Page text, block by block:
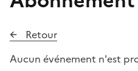
Retour
Aucun événement n'est